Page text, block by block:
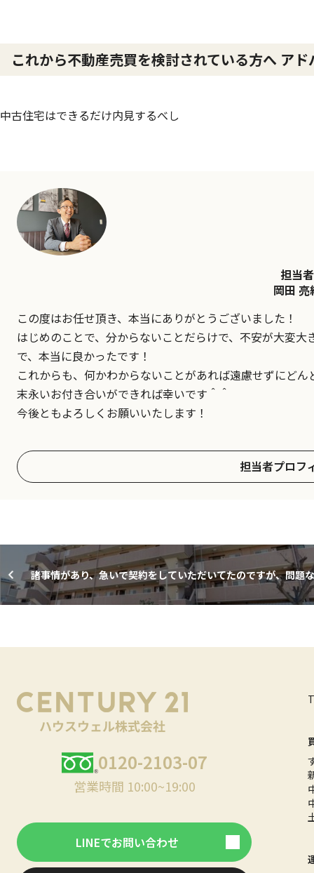
これから不動産売買を検討されている方へ ア
中古住宅はできるだけ内見するべし
担当者
岡田 亮
この度はお任せ頂き、本当にありがとうございました！
はじめのことで、分からないことだらけで、不安が大変
で、本当に良かったです！
これからも、何かわからないことがあれば遠慮せずにど
末永いお付き合いができれば幸いです＾＾
今後ともよろしくお願いいたします！
担当者プロフ
諸事情があり、急いで契約をしていただいてたのですが、問題
算完了まで行えたのでよかったです。
0120-2103-07
営業時間 10:00~19:00
LINEでお問い合わせ